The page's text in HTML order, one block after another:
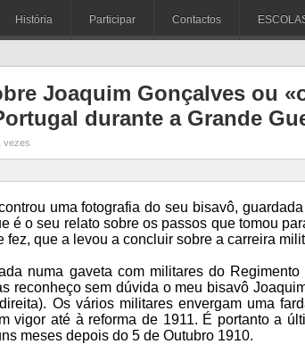
História Participar Contactos
Joaquim Gonçalves ou
durante a Grande
vezes
uma fotografia do seu bisavô,
é o seu relato sobre os passos que tomou
fez, que a levou a concluir sobre a carreira
numa gaveta com militares do
reconheço sem dúvida o meu bisavô
Os vários militares envergam uma
vigor até à reforma de 1911. É portanto a
meses depois do 5 de Outubro 1910.